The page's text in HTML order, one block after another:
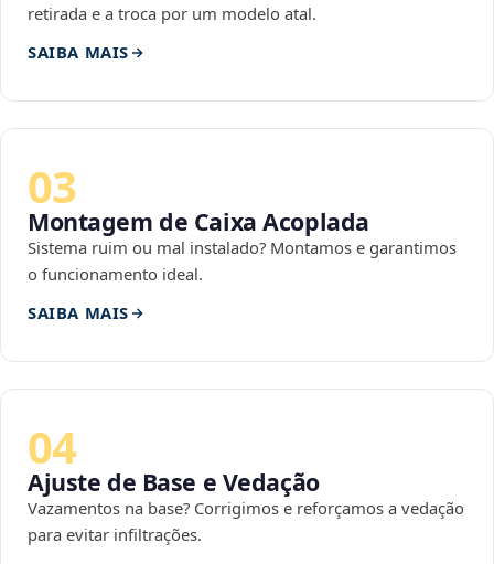
retirada e a troca por um modelo atal.
SAIBA MAIS
03
Montagem de Caixa Acoplada
Sistema ruim ou mal instalado? Montamos e garantimos
o funcionamento ideal.
SAIBA MAIS
04
Ajuste de Base e Vedação
Vazamentos na base? Corrigimos e reforçamos a vedação
para evitar infiltrações.